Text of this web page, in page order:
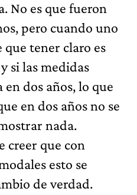
No es que fueron
pero cuando uno
tener claro es
si las medidas
dos años, lo que
en dos años no se
nada.
creer que con
esto se
de verdad.